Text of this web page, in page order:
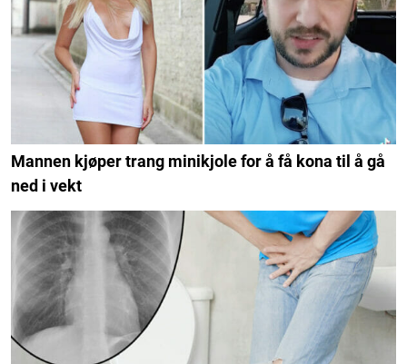
Mannen kjøper trang minikjole for å få kona til å gå
ned i vekt